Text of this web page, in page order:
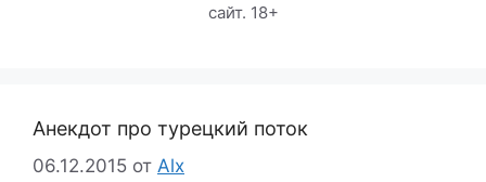
сайт. 18+
Анекдот про турецкий поток
06.12.2015 от Alx